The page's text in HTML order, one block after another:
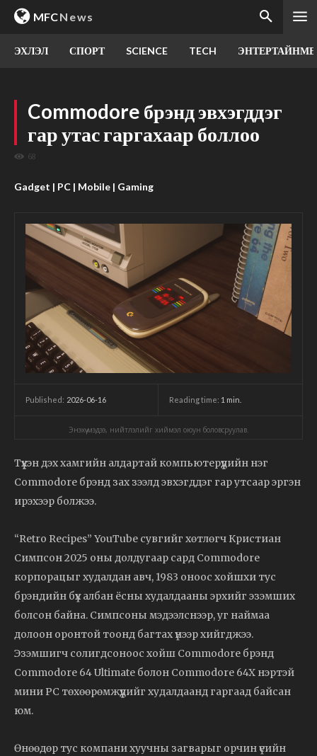
MFCNews
ЭХЛЭЛ СПОРТ SCIENCE TECH
Commodore брэнд эвхэгддэг
гар утас гаргахаар боллоо
68
Gadget | PC | Mobile | Gaming
Published: 2026-06-16 Reading time: 1 min.
Энэхүү мэдээ, нийтлэлийг хиймэл оюун боловсруулав.
Түүхэн дэх хамгийн алдартай компьютерүүдийн нэг
Commodore брэнд зах зээлд эвхэгддэг гар утсаар эргэн
ирэхээр болжээ.
“Retro Recipes” YouTube сувгийг хөтлөгч Кристиан
Симпсон 2025 оны долдугаар сард Commodore
корпорацыг худалдан авч, 1983 оноос хойшхи тус
брэндийн бүх албан ёсны худалдааны эрхийг эзэмших
болсон байна. Симпсоны мэдээлснээр, уг наймаа
долоон оронтой тоонд багтах үнээр хийгджээ.
Эзэмшигч солигдсоноос хойш Commodore брэнд
Commodore 64 Ultimate болон Commodore 64X нэртэй
мини PC төхөөрөмжүүдийг худалдаанд гаргаад байсан
юм.
Өнөөдөр тус компани хуучны загварыг орчин үеийн